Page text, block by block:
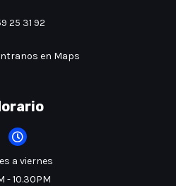
25 31 92
en Maps
a viernes
- 10.30PM